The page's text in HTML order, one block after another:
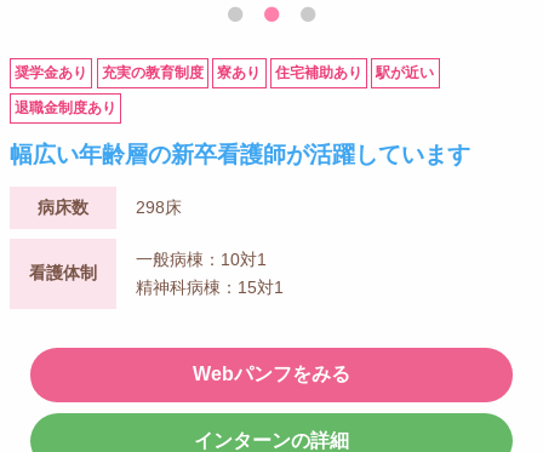
奨学金あり 充実の教育制度 寮あり 住宅補助あり 駅が近い
退職金制度あり
幅広い年齢層の新卒看護師が活躍しています
病床数 298床
看護体制
一般病棟：10対1
精神科病棟：15対1
Webパンフをみる
インターンの詳細